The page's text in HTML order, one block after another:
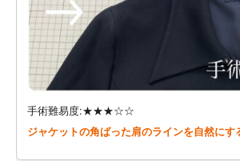
手術難易度:★★★☆☆
ジャケットの角ばった肩のラインを自然にす